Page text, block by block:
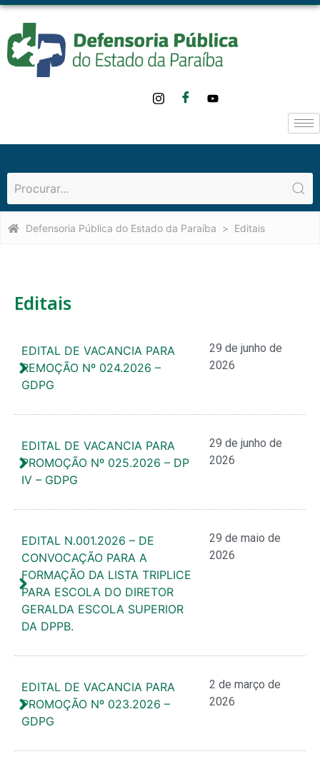
Defensoria Pública do Estado da Paraíba Editais
Editais
EDITAL DE VACANCIA PARA
REMOÇÃO Nº 024.2026 –
GDPG
29 de junho de
2026
EDITAL DE VACANCIA PARA
PROMOÇÃO Nº 025.2026 – DP
IV – GDPG
29 de junho de
2026
EDITAL N.001.2026 – DE
CONVOCAÇÃO PARA A
FORMAÇÃO DA LISTA TRIPLICE
PARA ESCOLA DO DIRETOR
GERALDA ESCOLA SUPERIOR
DA DPPB.
29 de maio de
2026
EDITAL DE VACANCIA PARA
PROMOÇÃO Nº 023.2026 –
GDPG
2 de março de
2026